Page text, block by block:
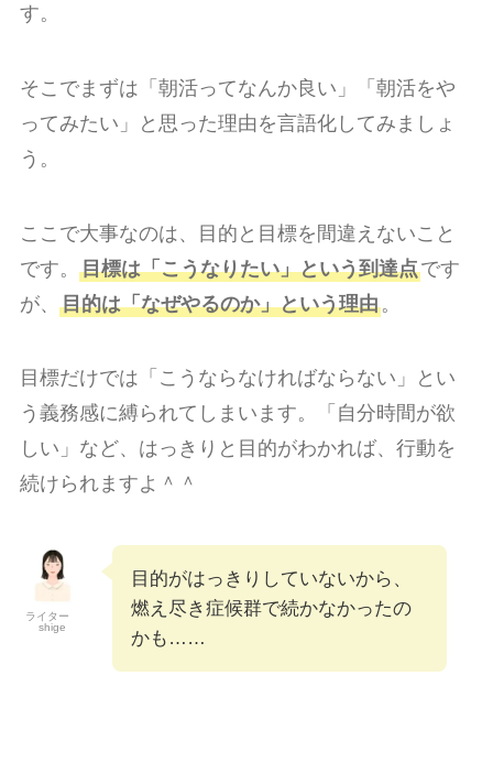
す。
そこでまずは「朝活ってなんか良い」「朝活をや
ってみたい」と思った理由を言語化してみましょ
う。
ここで大事なのは、目的と目標を間違えないこと
です。 目標は「こうなりたい」という到達点です
が、 目的は「なぜやるのか」という理由。
目標だけでは「こうならなければならない」とい
う義務感に縛られてしまいます。「自分時間が欲
しい」など、はっきりと目的がわかれば、行動を
続けられますよ＾＾
ライター
shige
目的がはっきりしていないから、
燃え尽き症候群で続かなかったの
かも……